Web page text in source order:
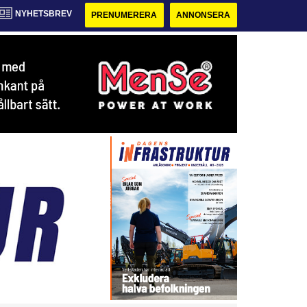
NYHETSBREV PRENUMERERA ANNONSERA